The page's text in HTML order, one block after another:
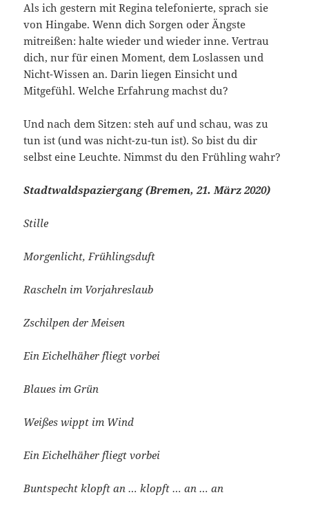
Als ich gestern mit Regina telefonierte, sprach sie
von Hingabe. Wenn dich Sorgen oder Ängste
mitreißen: halte wieder und wieder inne. Vertrau
dich, nur für einen Moment, dem Loslassen und
Nicht-Wissen an. Darin liegen Einsicht und
Mitgefühl. Welche Erfahrung machst du?
Und nach dem Sitzen: steh auf und schau, was zu
tun ist (und was nicht-zu-tun ist). So bist du dir
selbst eine Leuchte. Nimmst du den Frühling wahr?
Stadtwaldspaziergang (Bremen, 21. März 2020)
Stille
Morgenlicht, Frühlingsduft
Rascheln im Vorjahreslaub
Zschilpen der Meisen
Ein Eichelhäher fliegt vorbei
Blaues im Grün
Weißes wippt im Wind
Ein Eichelhäher fliegt vorbei
Buntspecht klopft an … klopft … an … an